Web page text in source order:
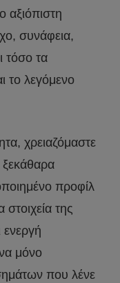
αξιόπιστη
συνάφεια,
τόσο τα
το λεγόμενο
χρειαζόμαστε
προφίλ
της
ενεργή
μόνο
που λένε